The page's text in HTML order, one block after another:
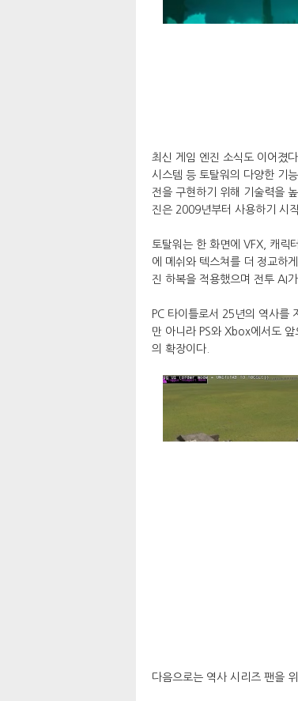
최신 게임 엔진 소식도 이어졌
시스템 등 토탈워의 다양한 기
전을 구현하기 위해 기술력을
진은 2009년부터 사용하기 시
토탈워는 한 화면에 VFX, 캐릭
에 메쉬와 텍스쳐를 더 정교하
진 하복을 적용했으며 전투 AI
PC 타이틀로서 25년의 역사를
만 아니라 PS와 Xbox에서도
의 확장이다.
다음으로는 역사 시리즈 팬을